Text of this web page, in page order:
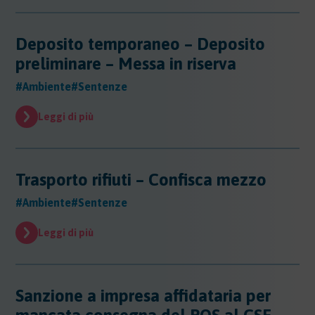
Deposito temporaneo – Deposito
preliminare – Messa in riserva
#Ambiente#Sentenze
Leggi di più
Trasporto rifiuti – Confisca mezzo
#Ambiente#Sentenze
Leggi di più
Sanzione a impresa affidataria per